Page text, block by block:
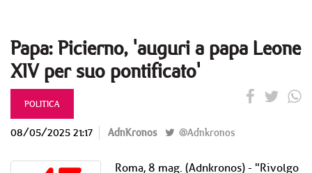
Papa: Picierno, 'auguri a papa Leone
XIV per suo pontificato'
POLITICA
08/05/2025 21:17 AdnKronos @Adnkronos
Roma, 8 mag. (Adnkronos) - "Rivolgo